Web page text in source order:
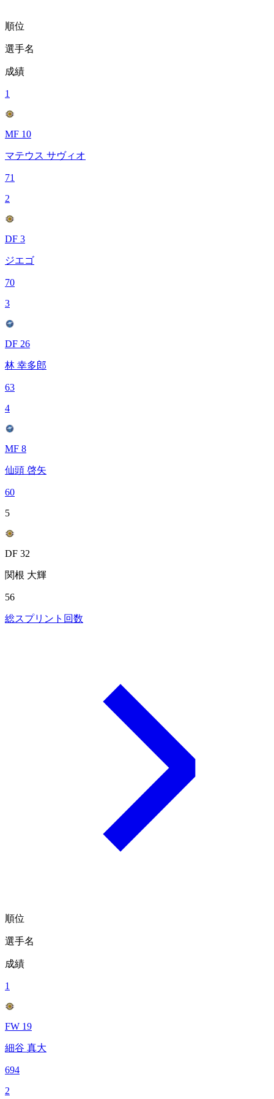
順位
選手名
成績
1
MF 10
マテウス サヴィオ
71
2
DF 3
ジエゴ
70
3
DF 26
林 幸多郎
63
4
MF 8
仙頭 啓矢
60
5
DF 32
関根 大輝
56
総スプリント回数
順位
選手名
成績
1
FW 19
細谷 真大
694
2